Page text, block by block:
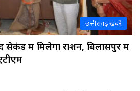
छत्तीसगढ़ खबरें
सेकंड में मिलेगा राशन, बिलासपुर में